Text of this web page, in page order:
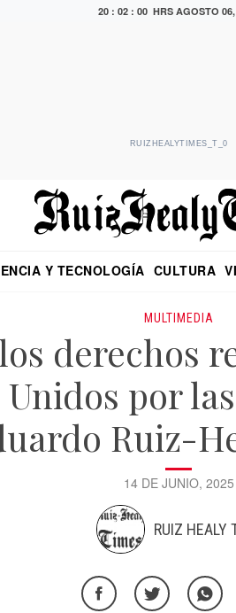
20 : 02 : 00 HRS AGOSTO
RUIZHEALYTIMES_T_0
Y TECNOLOGÍA CULTURA
MULTIMEDIA
derechos
por
Ruiz-
14 DE JUNIO, 2025
RUIZ HEALY